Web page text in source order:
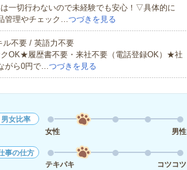
一切行わないので未経験でも安心！▽具体的に
管理やチェック…つづきを見る
不要 / 英語力不要
OK★履歴書不要・来社不要（電話登録OK）★社
がら0円で…つづきを見る
男女比率
女性
男性
事の仕方
テキパキ
コツコツ